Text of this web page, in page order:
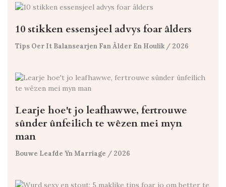
10 stikken essensjeel advys foar âlders
Tips Oer It Balansearjen Fan Âlder En Houlik / 2026
Learje hoe't jo leafhawwe, fertrouwe
sûnder ûnfeilich te wêzen mei myn
man
Bouwe Leafde Yn Marriage / 2026